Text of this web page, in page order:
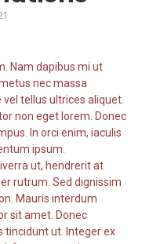
Nam dapibus mi ut
nec massa
tellus ultrices aliquet.
non eget lorem. Donec
In orci enim, iaculis
ipsum.
ut, hendrerit at
rutrum. Sed dignissim
Mauris interdum
sit amet. Donec
tincidunt ut. Integer ex